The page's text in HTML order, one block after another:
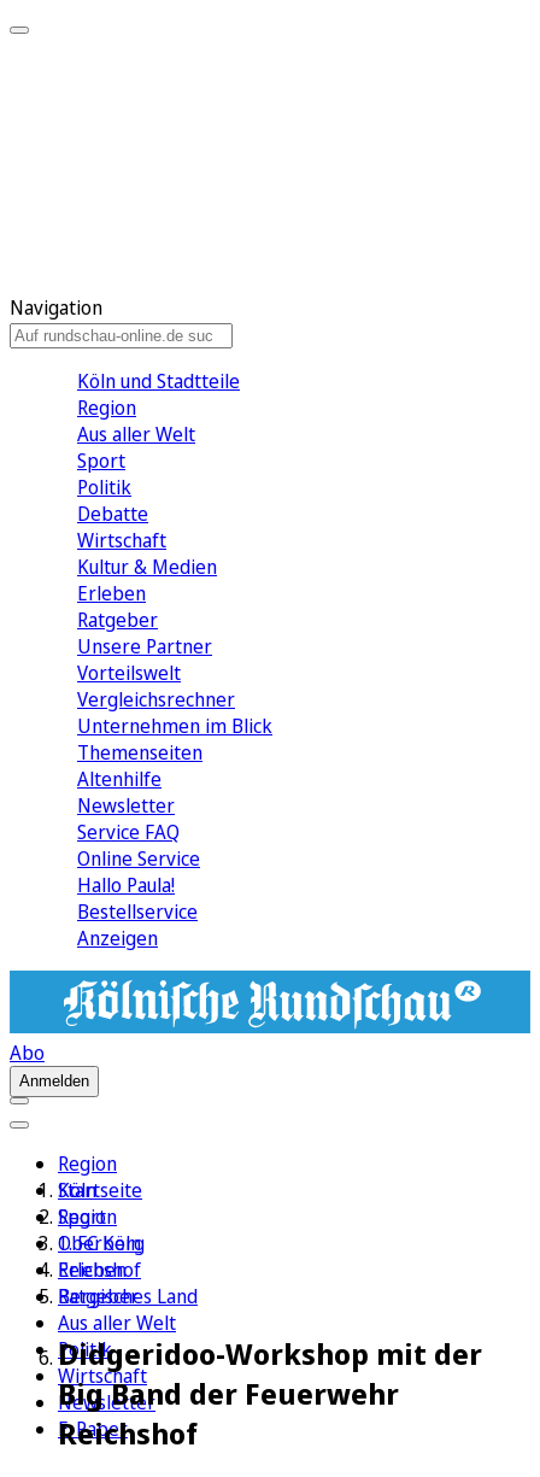
Navigation
Köln und Stadtteile
Region
Aus aller Welt
Sport
Politik
Debatte
Wirtschaft
Kultur & Medien
Erleben
Ratgeber
Unsere Partner
Vorteilswelt
Vergleichsrechner
Unternehmen im Blick
Themenseiten
Altenhilfe
Newsletter
Service FAQ
Online Service
Hallo Paula!
Bestellservice
Anzeigen
Abo
Anmelden
Region
Köln
Sport
1. FC Köln
Erleben
Ratgeber
Aus aller Welt
Politik
Wirtschaft
Newsletter
E-Paper
Startseite
Region
Oberberg
Reichshof
Bergisches Land
Didgeridoo-Workshop mit der
Big Band der Feuerwehr
Reichshof